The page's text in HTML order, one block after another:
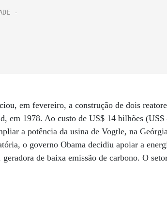
em fevereiro, a construção de dois
em 1978. Ao custo de US$ 14 bilhões (US$
a potência da usina de Vogtle, na
o governo Obama decidiu apoiar a
de baixa emissão de carbono. O